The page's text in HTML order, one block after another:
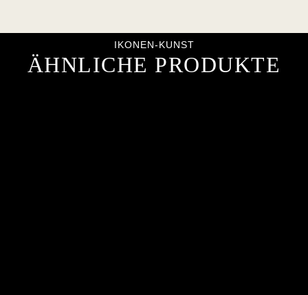
IKONEN-KUNST
ÄHNLICHE PRODUKTE